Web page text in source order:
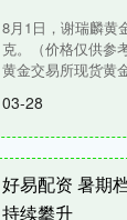
8月1日，谢瑞麟黄
克。（价格仅供参
黄金交易所现货黄
03-28
好易配资 暑期
持续攀升